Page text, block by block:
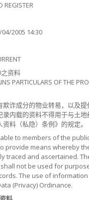
REGISTER
04/2005 14:30
资料
PARTICULARS OF THE
诈成分的物业转易，以及
内载的资料不得用于与土
料（私隐）条例》的规定。
to members of the
provide means whereby
traced and ascertained.
not be used for
The use of
(Privacy) Ordinance.